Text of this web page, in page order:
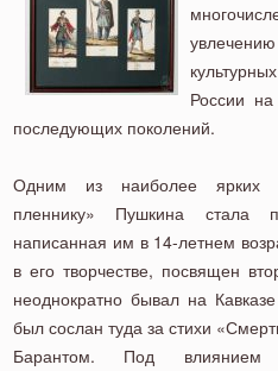
России
последующих поколений.
Одним из наиболее ярких
пленнику» Пушкина стала
написанная им в 14-летнем
в его творчестве, посвящен
неоднократно бывал на
был сослан туда за стихи
Барантом. Под влиянием